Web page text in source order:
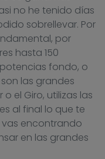
no he tenido días
sobrellevar. Por
por
hasta 150
fondo, o
las grandes
el Giro, utilizas las
al final lo que te
encontrando
en las grandes